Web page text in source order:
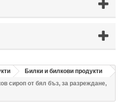
Билки и билкови продукти
сироп от бял бъз, за разреждане,